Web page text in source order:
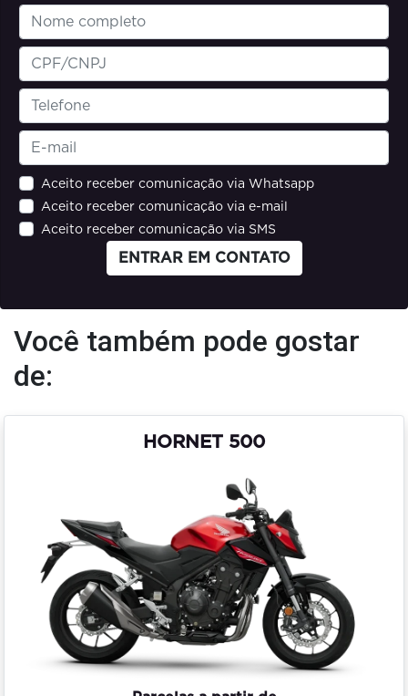
Aceito receber comunicação via Whatsapp
Aceito receber comunicação via e-mail
Aceito receber comunicação via SMS
ENTRAR EM CONTATO
Você também pode gostar
de:
HORNET 500